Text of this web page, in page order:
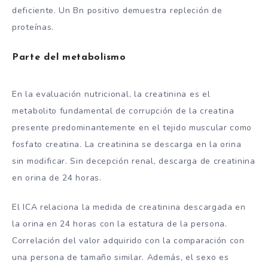
deficiente. Un Bn positivo demuestra repleción de
proteínas.
Parte del metabolismo
En la evaluación nutricional, la creatinina es el
metabolito fundamental de corrupción de la creatina
presente predominantemente en el tejido muscular como
fosfato creatina. La creatinina se descarga en la orina
sin modificar. Sin decepción renal, descarga de creatinina
en orina de 24 horas.
El ICA relaciona la medida de creatinina descargada en
la orina en 24 horas con la estatura de la persona.
Correlación del valor adquirido con la comparación con
una persona de tamaño similar. Además, el sexo es